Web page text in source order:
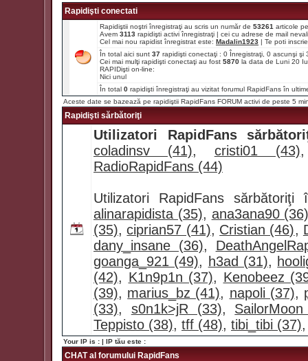
Rapidişti conectati
Rapidiştii noştri înregistraţi au scris un număr de 53261 articole
Avem 3113 rapidişti activi înregistraţi | cei cu adrese de mail
Cel mai nou rapidist înregistrat este: Madalin1923 | Te poti
În total aici sunt 37 rapidişti conectaţi : 0 Înregistraţi, 0 ascunşi
Cei mai mulţi rapidişti conectaţi au fost 5870 la data de Luni 20
RAPIDişti on-line:
Nici unul
În total 0 rapidişti înregistraţi au vizitat forumul RapidFans în
Aceste date se bazează pe rapidiştii RapidFans FORUM activi de peste 5
Rapidişti sărbătoriţi
Utilizatori RapidFans
coladinsv (41), cristi01 (43)
RadioRapidFans (44)
Utilizatori RapidFans
alinarapidista (35), ana3ana90
(35),ciprian57 (41), Cristian (46),
dany_insane (36),
goanga_921 (49), h3ad (31),
(42), K1n9p1n (37), Kenobeez
(39), marius_bz (41), napoli (37),
(33), s0n1k>jR (33),
Teppisto (38), tff (48), tibi_tibi (37)
Your IP is : | IP tău este :
CHAT al forumului RapidFans